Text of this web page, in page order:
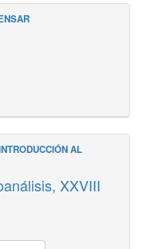
AL
XXVIII